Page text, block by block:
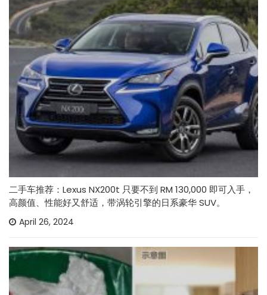
二手车推荐：Lexus NX200t 只要不到 RM 130,000 即可入手，
高颜值、性能好又舒适，带涡轮引擎的日系豪华 SUV。
April 26, 2024